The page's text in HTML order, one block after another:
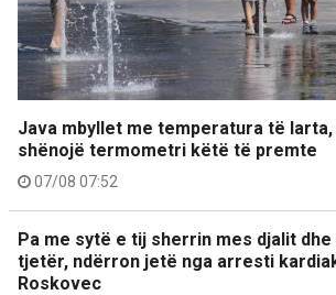
Java mbyllet me temperatura të
shënojë termometri këtë të premte
07/08 07:52
Pa me sytë e tij sherrin mes djalit
tjetër, ndërron jetë nga arresti
Roskovec